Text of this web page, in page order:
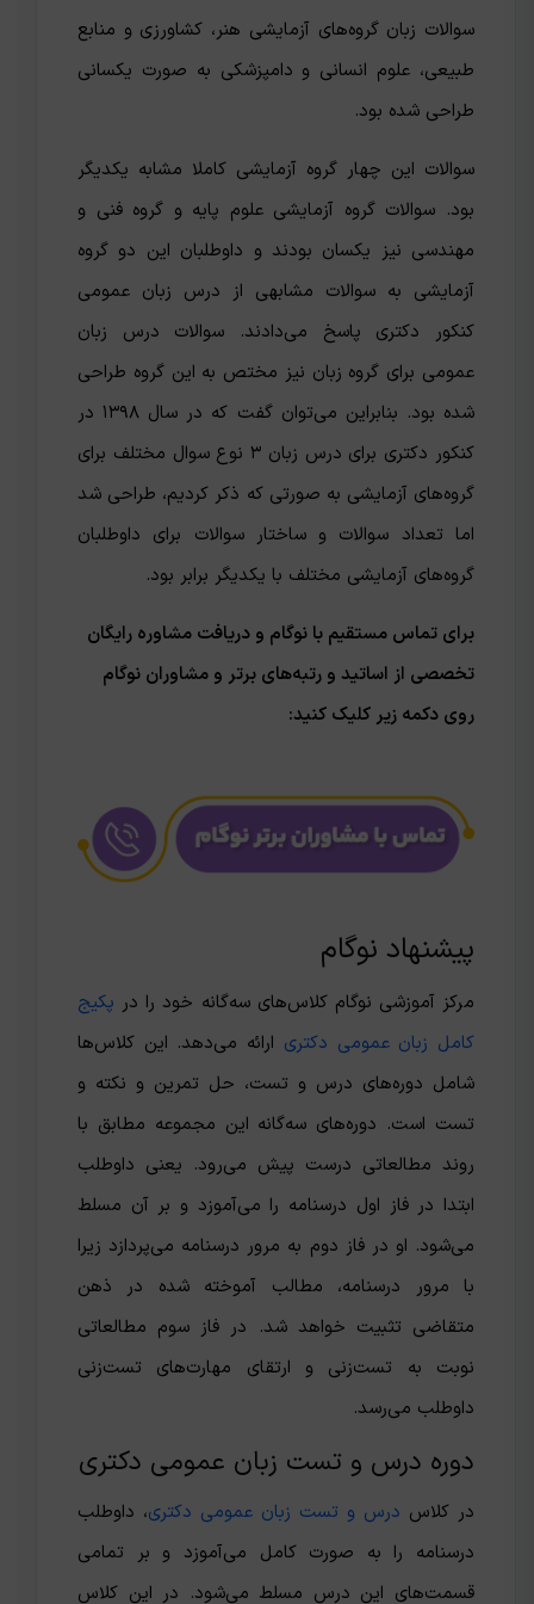
سوالات زبان گروه‌های آزمایشی هنر، کشاورزی و منابع
طبیعی، علوم انسانی و دامپزشکی به صورت یکسانی
طراحی شده بود.
سوالات این چهار گروه آزمایشی کاملا مشابه یکدیگر
بود. سوالات گروه آزمایشی علوم پایه و گروه فنی و
مهندسی نیز یکسان بودند و داوطلبان این دو گروه
آزمایشی به سوالات مشابهی از درس زبان عمومی
کنکور دکتری پاسخ می‌دادند. سوالات درس زبان
عمومی برای گروه زبان نیز مختص به این گروه طراحی
شده بود‌. بنابراین می‌توان گفت که در سال ۱۳۹۸ در
کنکور دکتری برای درس زبان ۳ نوع سوال مختلف برای
گروه‌های آزمایشی به صورتی که ذکر کردیم، طراحی شد
اما تعداد سوالات و ساختار سوالات برای داوطلبان
گروه‌های آزمایشی مختلف با یکدیگر برابر بود.
برای تماس مستقیم با نوگام و دریافت مشاوره رایگان
تخصصی از اساتید و رتبه‌های برتر و مشاوران نوگام
روی دکمه زیر کلیک کنید:
پیشنهاد نوگام
مرکز آموزشی نوگام کلاس‌های سه‌گانه خود را در پکیج
کامل زبان عمومی دکتری ارائه می‌دهد. این کلاس‌ها
شامل دوره‌های درس و تست، حل تمرین و نکته و
تست است. دوره‌های سه‌گانه این مجموعه مطابق با
روند مطالعاتی درست پیش می‌رود. یعنی داوطلب
ابتدا در فاز اول درسنامه را می‌آموزد و بر آن مسلط
می‌شود. او در فاز دوم به مرور درسنامه می‌پردازد زیرا
با مرور درسنامه، مطالب آموخته شده در ذهن
متقاضی تثبیت خواهد شد. در فاز سوم مطالعاتی
نوبت به تست‌زنی و ارتقای مهارت‌های تست‌زنی
داوطلب می‌رسد.
دوره درس و تست زبان عمومی دکتری
در کلاس درس و تست زبان عمومی دکتری، داوطلب
درسنامه را به صورت کامل می‌آموزد و بر تمامی
قسمت‌های این درس مسلط می‌شود. در این کلاس